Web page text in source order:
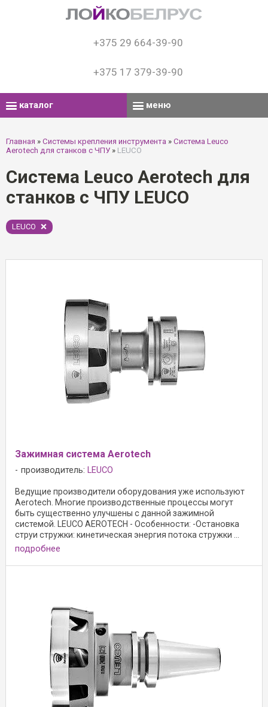
+375 29 664-39-90
+375 17 379-39-90
каталог меню
Главная » Системы крепления инструмента » Система Leuco
Aerotech для станков с ЧПУ » LEUCO
Система Leuco Aerotech для
станков с ЧПУ LEUCO
LEUCO
Зажимная система Aerotech
производитель: LEUCO
Ведущие производители оборудования уже используют
Aerotech. Многие производственные процессы могут
быть существенно улучшены с данной зажимной
системой. LEUCO AEROTECH - Особенности: -Остановка
струи стружки: кинетическая энергия потока стружки ...
подробнее